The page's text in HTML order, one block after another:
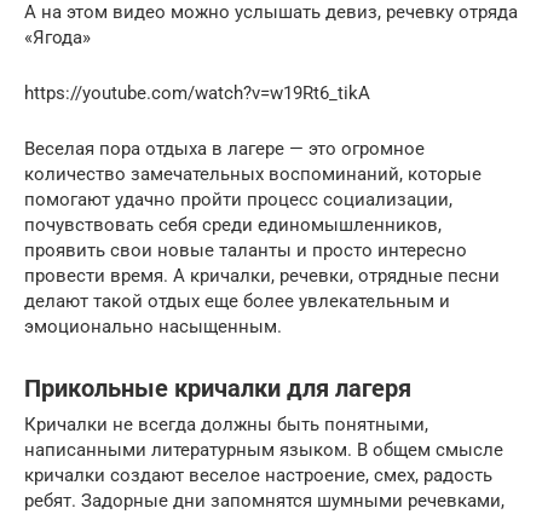
А на этом видео можно услышать девиз, речевку отряда
«Ягода»
https://youtube.com/watch?v=w19Rt6_tikA
Веселая пора отдыха в лагере — это огромное
количество замечательных воспоминаний, которые
помогают удачно пройти процесс социализации,
почувствовать себя среди единомышленников,
проявить свои новые таланты и просто интересно
провести время. А кричалки, речевки, отрядные песни
делают такой отдых еще более увлекательным и
эмоционально насыщенным.
Прикольные кричалки для лагеря
Кричалки не всегда должны быть понятными,
написанными литературным языком. В общем смысле
кричалки создают веселое настроение, смех, радость
ребят. Задорные дни запомнятся шумными речевками,